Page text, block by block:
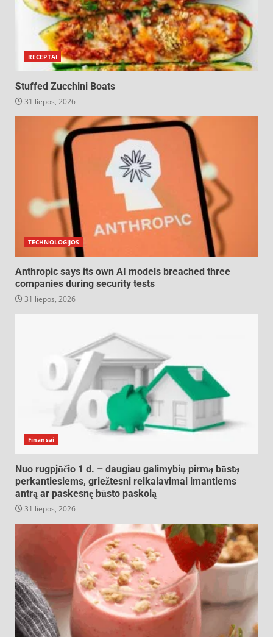
RECEPTAI
Stuffed Zucchini Boats
31 liepos, 2026
TECHNOLOGIJOS
Anthropic says its own AI models breached three
companies during security tests
31 liepos, 2026
Finansai
Nuo rugpjūčio 1 d. – daugiau galimybių pirmą būstą
perkantiesiems, griežtesni reikalavimai imantiems
antrą ar paskesnę būsto paskolą
31 liepos, 2026